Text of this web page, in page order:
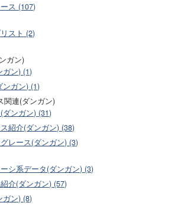
ス (107)
スト (2)
ガン)
ガン) (1)
ンガン) (1)
関連(ダンガン)
ダンガン) (31)
紹介(ダンガン) (38)
レース(ダンガン) (3)
シ系データ(ダンガン) (3)
介(ダンガン) (57)
ガン) (8)